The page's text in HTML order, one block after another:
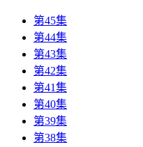
第45集
第44集
第43集
第42集
第41集
第40集
第39集
第38集